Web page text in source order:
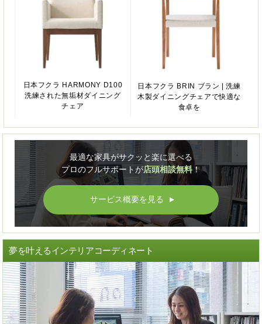
日本フクラ HARMONY D100
洗練された無垢材ダイニング
チェア
日本フクラ BRIN ブラン | 洗練
木製ダイニングチェアで快適な
食卓を
最適な家具がサクッと楽に選べる
プロのフルサポートが店頭相談無料！
サービス概要を見る ▲
夢を叶えるインテリアコーディネート